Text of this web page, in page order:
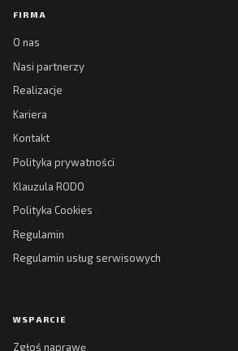
FIRMA
O nas
Nasi partnerzy
Realizacje
Kariera
Kontakt
Polityka prywatności
Klauzula RODO
Polityka Cookies
Regulamin
Regulamin usług serwisowych
WSPARCIE
Zgłoś naprawę